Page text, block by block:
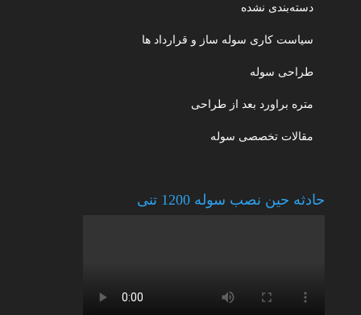
دسته‌بندی نشده
سیاست کاری سوله ساز و قرارداد ها
طراحی سوله
متره براورد بعد از طراحی
مقالات تخصصی سوله
حادثه حین نصب سوله 1200 تنی